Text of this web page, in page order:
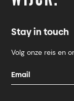
Stay in touch
Volg onze reis en